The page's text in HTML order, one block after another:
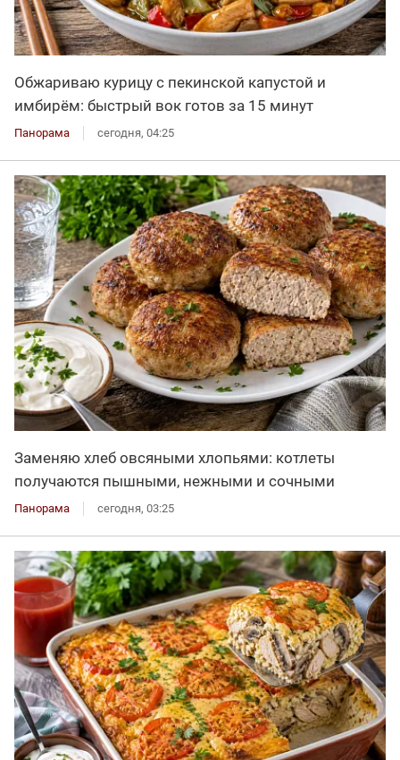
Обжариваю курицу с пекинской капустой и
имбирём: быстрый вок готов за 15 минут
Панорама сегодня, 04:25
Заменяю хлеб овсяными хлопьями: котлеты
получаются пышными, нежными и сочными
Панорама сегодня, 03:25